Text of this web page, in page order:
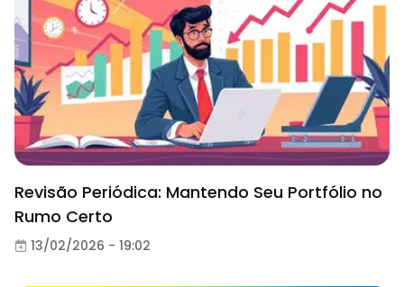
Revisão Periódica: Mantendo Seu Portfólio no
Rumo Certo
13/02/2026 - 19:02